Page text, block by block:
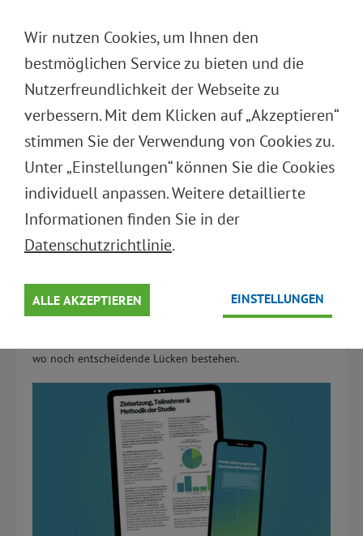
Wir nutzen Cookies, um Ihnen den
bestmöglichen Service zu bieten und die
Nutzerfreundlichkeit der Webseite zu
verbessern. Mit dem Klicken auf „Akzeptieren“
stimmen Sie der Verwendung von Cookies zu.
Unter „Einstellungen“ können Sie die Cookies
individuell anpassen. Weitere detaillierte
Informationen finden Sie in der
Datenschutzrichtlinie.
ALLE AKZEPTIEREN EINSTELLUNGEN
ENGLISH
Zurück zur Übersicht
PPWR-STIMMUNGSINDEX
DEUTSCHE WIRTSCHAFT 2025
15.09.2025
Unternehmen auf die PPWR vorbereitet? Der PPWR-
Stimmungsindex 2025 gibt erstmals einen systematischen
wo noch entscheidende Lücken bestehen.